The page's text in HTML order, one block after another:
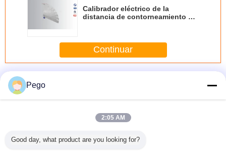
Calibrador eléctrico de la
distancia de contorneamiento del
Continuar
MásEquipo de prueba eléctrico de la seguridad
comprobar los
de fuerza
Pego
2:05 AM
Good day, what product are you looking for?